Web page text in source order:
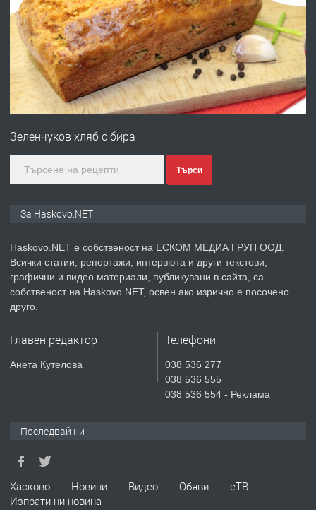
ПРЕДЛАГА Давам гараж под наем
преди 3 дни
ПРЕДЛАГА
№4120 Магазин/Офис под наем в кв.
градската градина!
преди 3 дни
ПРЕДЛАГА
Продавам парцел в гр. Хасково кв.
СГЛОБЯВАНЕ НА МЕБЕЛИ.
ПРЕДЛАГА
№4119 Едностаен обзаведен
Зеленчуков хляб с бира
Търси
За Haskovo.NET
Haskovo.NET е собственост на ЕСКОМ МЕДИА ГРУП ООД.
Всички статии, репортажи, интервюта и други текстови,
графични и видео материали, публикувани в сайта, са
собственост на Haskovo.NET, освен ако изрично е посочено
друго.
Главен редактор
Анета Кутелова
Телефони
038 536 277
038 536 555
038 536 554 - Реклама
Последвай ни
Хасково Новини Видео Обяви
еТВ
Изпрати ни новина